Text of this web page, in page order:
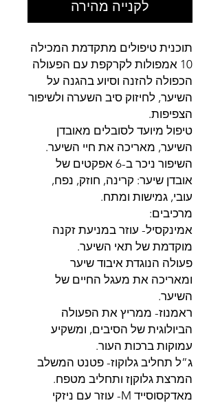
לקנייה מהירה
תוכנית טיפולים מתקדמת המכילה
10 אמפולות לקרקפת עם הפעולה
הכפולה להזנה וסיוע בהגנה על
השיער, לחיזוק סיב השערה ולשיפור
הצפיפות.
טיפול מיועד לסובלים מאובדן
השיער, מאריכה את חיי השיער.
השיפור ניכר ב-6 אפקטים של
אובדן שיער: קרינה, חוזק, נפח,
עובי, גמישות ומתח.
מרכיבים:
אמינקסיל- עוזר במניעת זקנה
מוקדמת של תאי השיער.
פעולה הנוגדת איבוד שיער
ומאריכה את מעגל החיים של
השיער.
ראמנוז- ממריץ את הפעולה
הביולוגית של הסיבים, ומשקיע
עמוקות ברכות העור.
ג”ל תחליב גלוקוז- פטנט המשלב
המרצת גלוקןז ותחליב מטפח.
מאדקסוסייד M- עוזר עם ניזקי